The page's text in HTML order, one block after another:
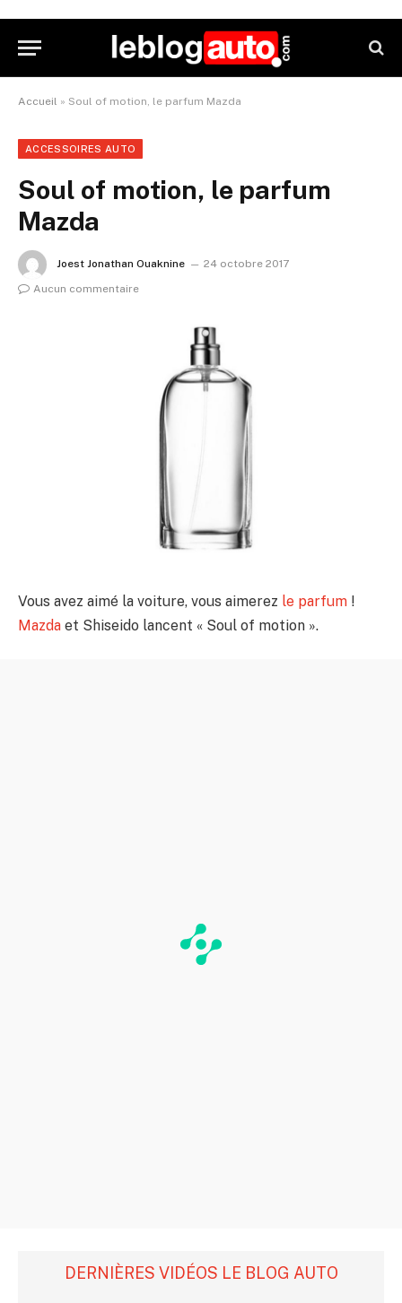
Accueil » Soul of motion, le parfum Mazda
ACCESSOIRES AUTO
Soul of motion, le parfum
Mazda
Joest Jonathan Ouaknine
24 octobre 2017
Aucun commentaire
Vous avez aimé la voiture, vous aimerez le parfum !
Mazda et Shiseido lancent « Soul of motion ».
DERNIÈRES VIDÉOS LE BLOG AUTO